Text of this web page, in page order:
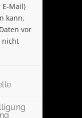
Mail)
kann.
vor
nicht